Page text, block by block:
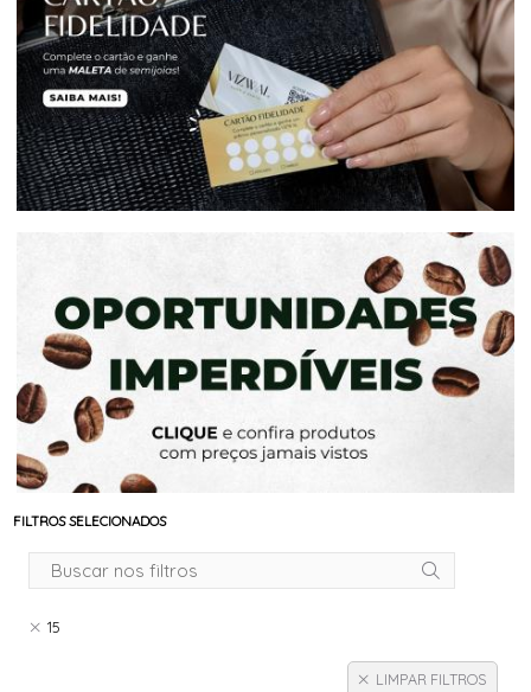
FILTROS SELECIONADOS
15
LIMPAR FILTROS